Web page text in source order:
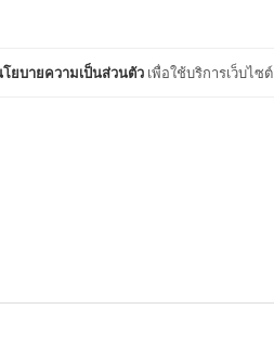
ยบายความเป็นส่วนตัว เพื่อใช้บริการเว็บไซต์